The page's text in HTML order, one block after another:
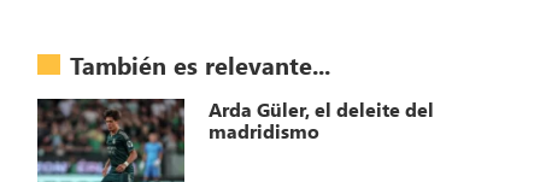
También es relevante...
Arda Güler, el deleite del
madridismo